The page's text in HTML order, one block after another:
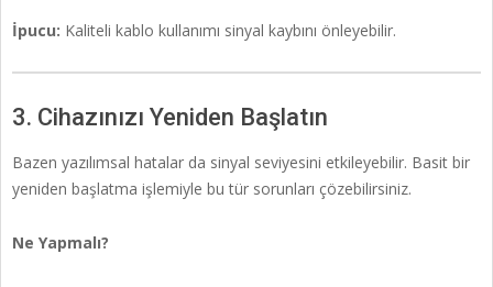
İpucu: Kaliteli kablo kullanımı sinyal kaybını önleyebilir.
3. Cihazınızı Yeniden Başlatın
Bazen yazılımsal hatalar da sinyal seviyesini etkileyebilir. Basit bir
yeniden başlatma işlemiyle bu tür sorunları çözebilirsiniz.
Ne Yapmalı?